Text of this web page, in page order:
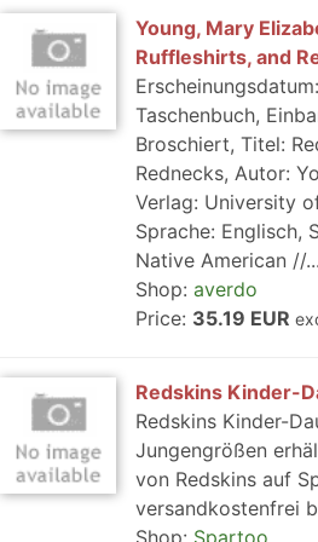
Young, Mary
Ruffleshirts, and
Taschenbuch,
Broschiert, Titel:
Rednecks, Autor:
Verlag: University
Sprache: Englisch,
Native American //...
Shop: averdo
Price: 35.19 EUR
Redskins Kinder-
Redskins Kinder-
Jungengrößen
von Redskins auf
versandkostenfrei
Shop: Spartoo